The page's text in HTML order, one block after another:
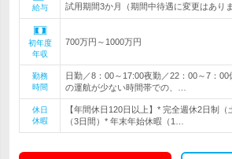
給与
試用期間3か月（期間中待遇に変更はあり
初年度
年収
700万円～1000万円
勤務
時間
日勤／8：00～17:00夜勤／22：00～7：
の運航が少ない時間帯での、…
休日
休暇
【年間休日120日以上】* 完全週休2日制
（3日間）* 年末年始休暇（1…